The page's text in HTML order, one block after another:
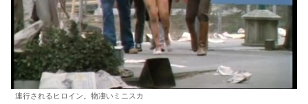
連行されるヒロイン。物凄いミニスカ